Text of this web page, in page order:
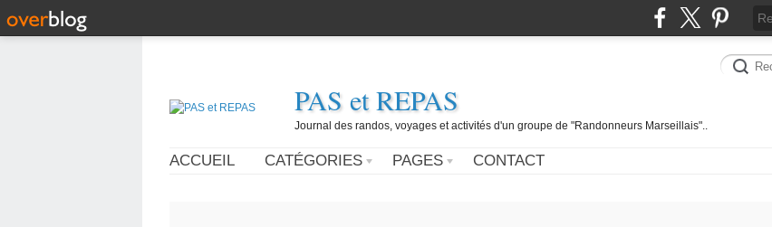
PAS et REPAS
Journal des randos, voyages et activités d'un groupe de "Randonneurs Marseillais"..
ACCUEIL CATÉGORIES PAGES CONTACT